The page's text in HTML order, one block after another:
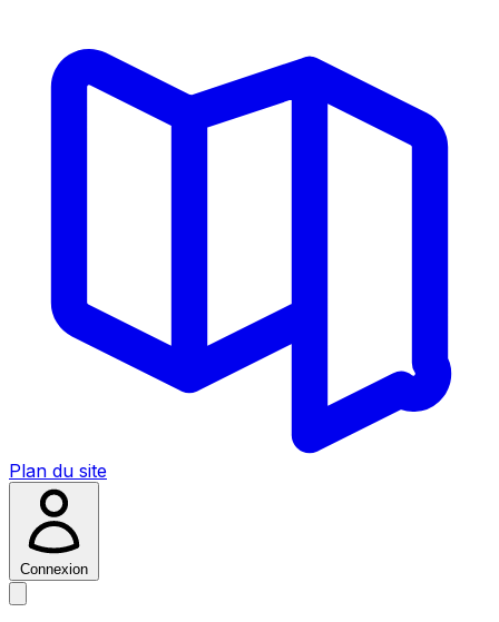
Plan du site
Connexion